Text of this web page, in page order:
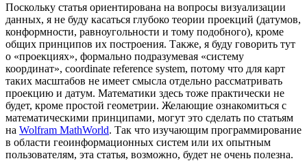
Поскольку статья ориентирована на вопросы визуализации
данных, я не буду касаться глубоко теории проекций (датумов,
конформности, равноугольности и тому подобного), кроме
общих принципов их построения. Также, я буду говорить тут
о «проекциях», формально подразумевая «систему
координат», coordinate reference system, потому что для карт
таких масштабов не имеет смысла отдельно рассматривать
проекцию и датум. Математики здесь тоже практически не
будет, кроме простой геометрии. Желающие ознакомиться с
математическими принципами, могут это сделать по статьям
на Wolfram MathWorld. Так что изучающим программирование
в области геоинформационных систем или их опытным
пользователям, эта статья, возможно, будет не очень полезна.